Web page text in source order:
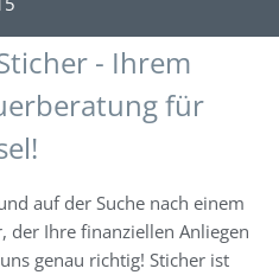
- Ihrem
für
auf der Suche nach einem
der Ihre finanziellen Anliegen
genau richtig! Sticher ist
Bau